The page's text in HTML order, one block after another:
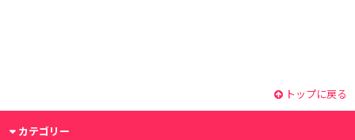
トップに戻る
カテゴリー